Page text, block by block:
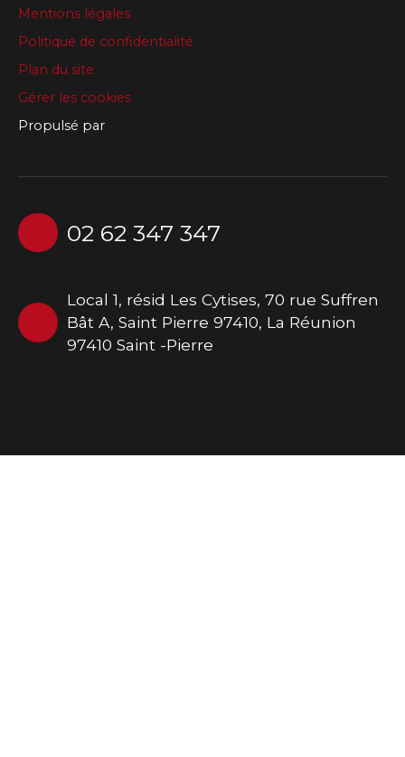
Mentions légales
Politique de confidentialité
Plan du site
Gérer les cookies
Propulsé par
02 62 347 347
Local 1, résid Les Cytises, 70 rue Suffren
Bât A, Saint Pierre 97410, La Réunion
97410 Saint -Pierre